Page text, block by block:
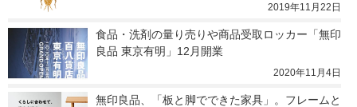
2019年11月22日
食品・洗剤の量り売りや商品受取ロッカー「無印
良品 東京有明」12月開業
2020年11月4日
無印良品、「板と脚でできた家具」。フレームと